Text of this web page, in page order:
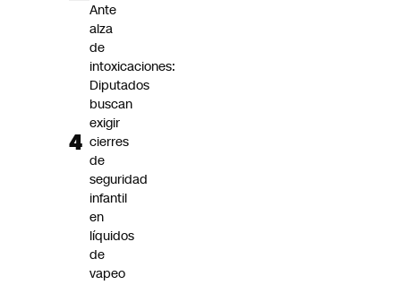
Ante
alza
de
intoxicaciones:
Diputados
buscan
exigir
cierres
de
seguridad
infantil
en
líquidos
de
vapeo